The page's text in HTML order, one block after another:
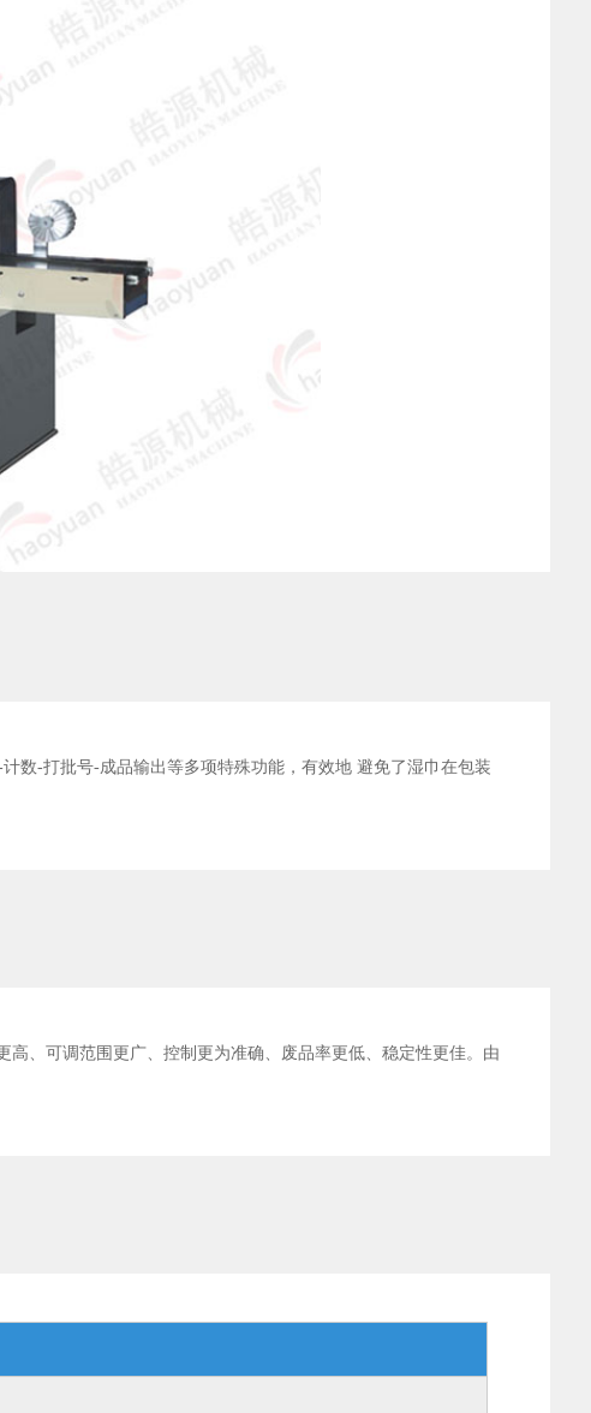
数-打批号-成品输出等多项特殊功能，有效地 避免了湿巾在包装
、可调范围更广、控制更为准确、废品率更低、稳定性更佳。由